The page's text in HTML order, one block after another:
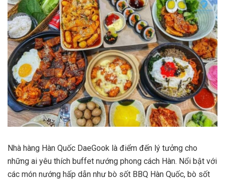
Nhà hàng Hàn Quốc DaeGook là điểm đến lý tưởng cho
những ai yêu thích buffet nướng phong cách Hàn. Nổi bật với
các món nướng hấp dẫn như bò sốt BBQ Hàn Quốc, bò sốt